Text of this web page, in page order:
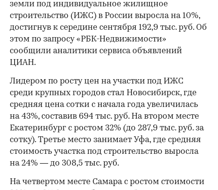
земли под индивидуальное жилищное
строительство (ИЖС) в России выросла на 10%,
достигнув к середине сентября 192,9 тыс. руб. Об
этом по запросу «РБК-Недвижимости»
сообщили аналитики сервиса объявлений
ЦИАН.
Лидером по росту цен на участки под ИЖС
среди крупных городов стал Новосибирск, где
средняя цена сотки с начала года увеличилась
на 43%, составив 694 тыс. руб. На втором месте
Екатеринбург с ростом 32% (до 287,9 тыс. руб. за
сотку). Третье место занимает Уфа, где средняя
стоимость участка под строительство выросла
на 24% — до 308,5 тыс. руб.
На четвертом месте Самара с ростом стоимости